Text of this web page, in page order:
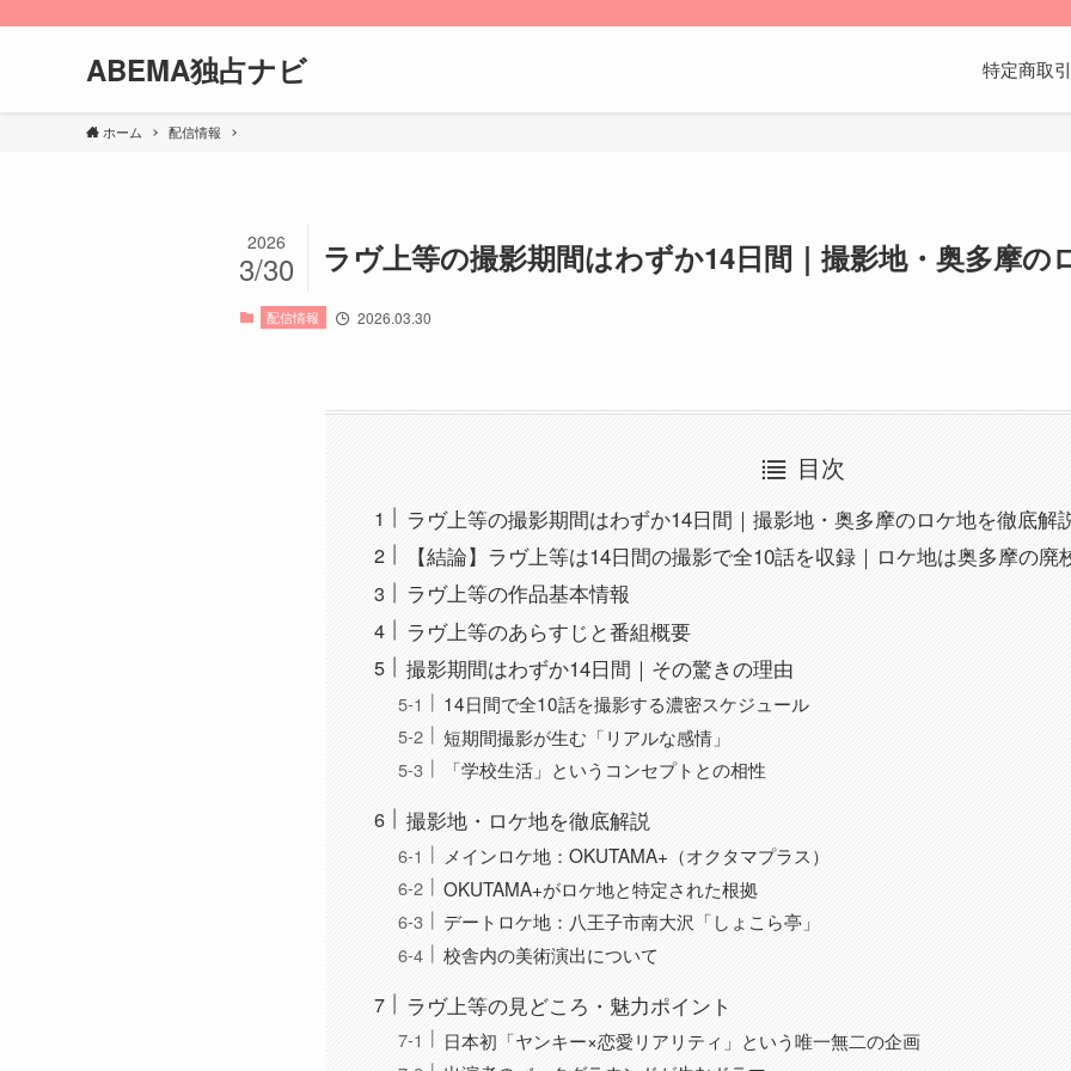
ABEMA独占ナビ 特定商取
ホーム 配信情報
ラヴ上等の撮影期間はわずか14日間｜撮影地・奥多摩の
2026
3/30
配信情報 2026.03.30
目次
ラヴ上等の撮影期間はわずか14日間｜撮影地・奥多摩のロケ地を徹底解
【結論】ラヴ上等は14日間の撮影で全10話を収録｜ロケ地は奥多摩の廃
ラヴ上等の作品基本情報
ラヴ上等のあらすじと番組概要
撮影期間はわずか14日間｜その驚きの理由
14日間で全10話を撮影する濃密スケジュール
短期間撮影が生む「リアルな感情」
「学校生活」というコンセプトとの相性
撮影地・ロケ地を徹底解説
メインロケ地：OKUTAMA+（オクタマプラス）
OKUTAMA+がロケ地と特定された根拠
デートロケ地：八王子市南大沢「しょこら亭」
校舎内の美術演出について
ラヴ上等の見どころ・魅力ポイント
日本初「ヤンキー×恋愛リアリティ」という唯一無二の企画